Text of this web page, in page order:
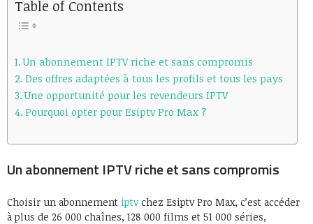
Table of Contents
Un abonnement IPTV riche et sans compromis
Des offres adaptées à tous les profils et tous les pays
Une opportunité pour les revendeurs IPTV
Pourquoi opter pour Esiptv Pro Max ?
Un abonnement IPTV riche et sans compromis
Choisir un abonnement iptvchez Esiptv Pro Max, c’est accéder
à plus de 26 000 chaînes, 128 000 films et 51 000 séries,